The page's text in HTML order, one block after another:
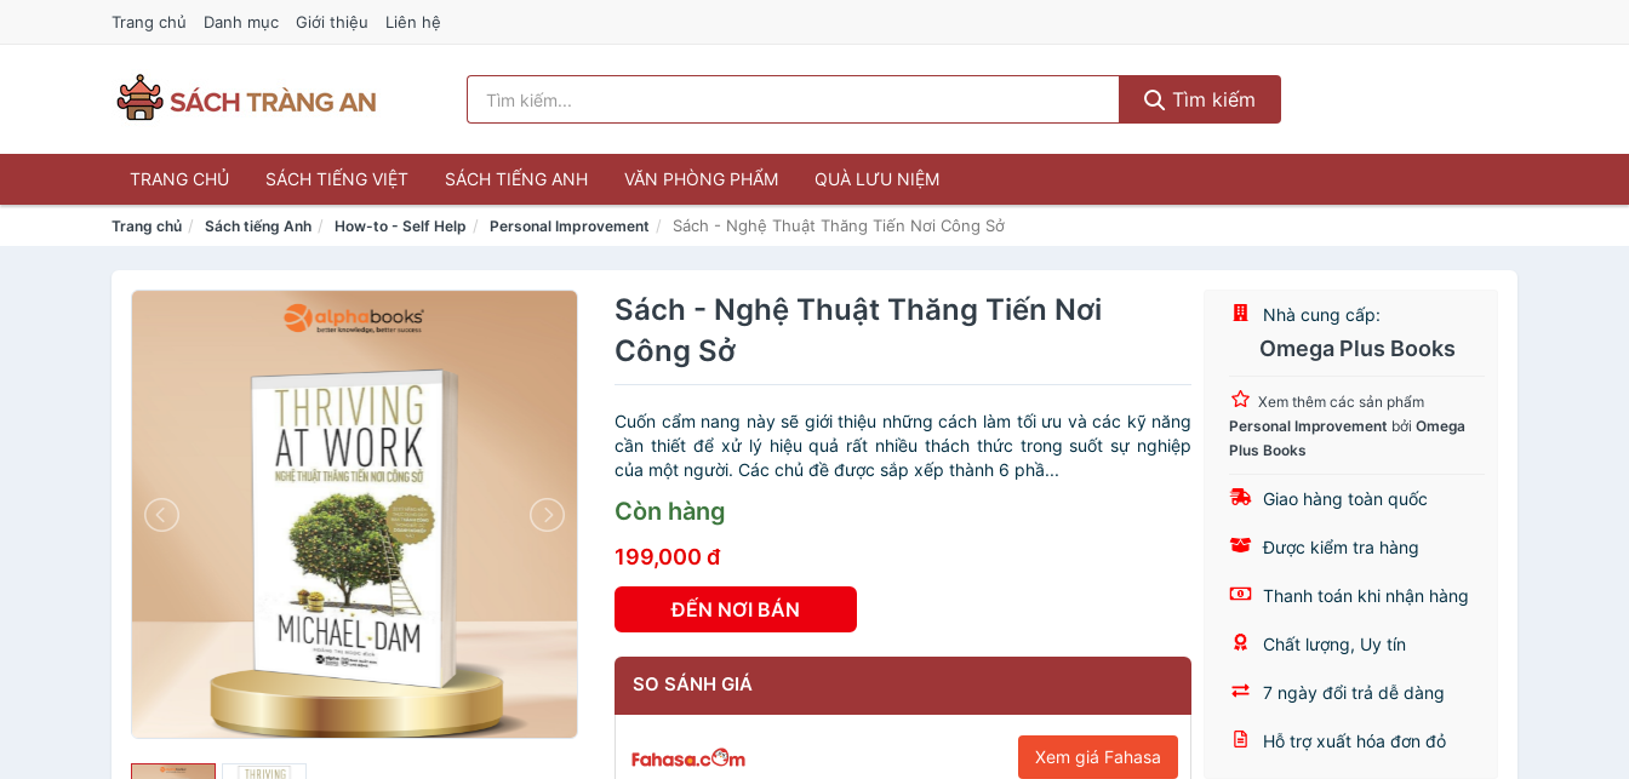
Trang chủ Danh mục Giới thiệu Liên hệ
Tìm kiếm
TRANG CHỦ SÁCH TIẾNG VIỆT SÁCH TIẾNG ANH VĂN PHÒNG PHẨM QUÀ LƯU NIỆM
Trang chủ Sách tiếng Anh How-to - Self Help Personal Improvement Sách - Nghệ Thuật Thăng Tiến Nơi Công Sở
Sách - Nghệ Thuật Thăng Tiến Nơi
Công Sở
Cuốn cẩm nang này sẽ giới thiệu những cách làm tối ưu và các kỹ năng
cần thiết để xử lý hiệu quả rất nhiều thách thức trong suốt sự nghiệp
của một người. Các chủ đề được sắp xếp thành 6 phầ...
Còn hàng
199,000 đ
ĐẾN NƠI BÁN
SO SÁNH GIÁ
Xem giá Fahasa
Nhà cung cấp:
Omega Plus Books
Xem thêm các sản phẩm
Personal Improvement bởiOmega
Plus Books
Giao hàng toàn quốc
Được kiểm tra hàng
Thanh toán khi nhận hàng
Chất lượng, Uy tín
7 ngày đổi trả dễ dàng
Hỗ trợ xuất hóa đơn đỏ